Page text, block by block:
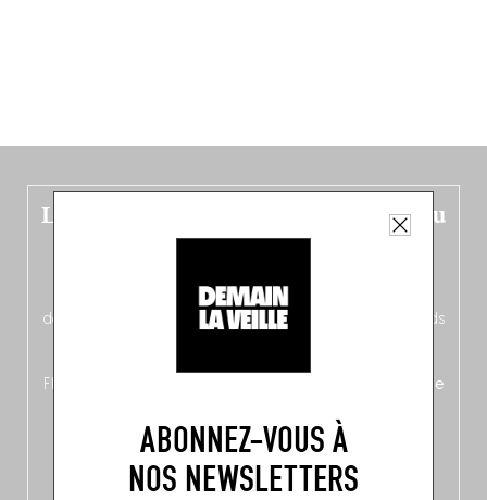
ABONNEZ-VOUS À
NOS NEWSLETTERS
Le nouveau guide Belgique est sorti du
four !
néerlandais côté face – à moins que ne soit l’inverse ?),
découvrez
une partie mag « Nord-Zuid »
qui met les pieds
Flandre, à Bruxelles et en Wallonie, ainsi qu’
un palmarès de